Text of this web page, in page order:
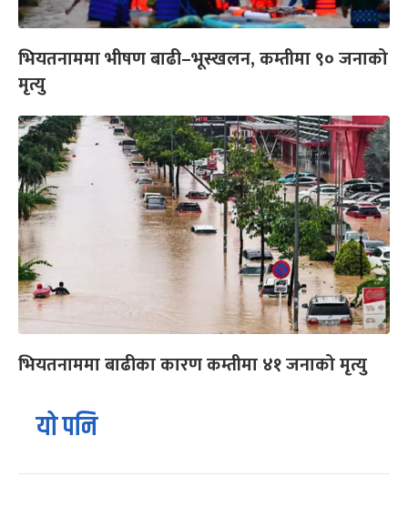
भियतनाममा भीषण बाढी–भूस्खलन, कम्तीमा ९० जनाको
मृत्यु
भियतनाममा बाढीका कारण कम्तीमा ४१ जनाको मृत्यु
यो पनि